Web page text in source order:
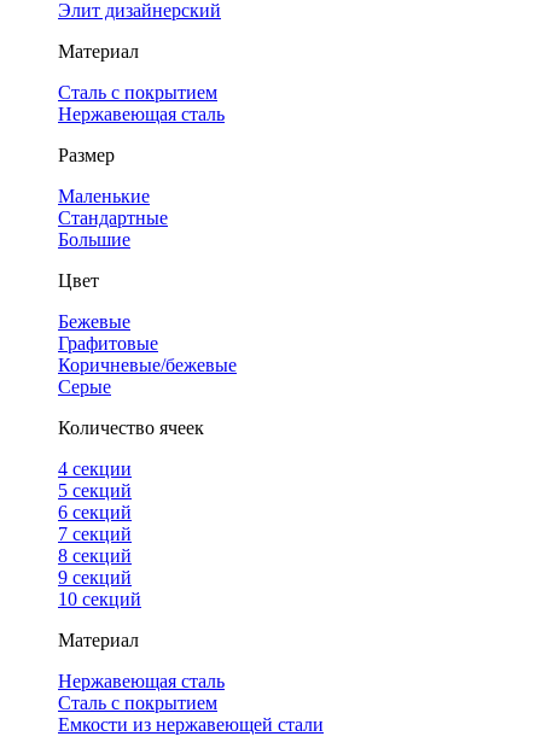
Элит дизайнерский
Материал
Сталь с покрытием
Нержавеющая сталь
Размер
Маленькие
Стандартные
Большие
Цвет
Бежевые
Графитовые
Коричневые/бежевые
Серые
Количество ячеек
4 cекции
5 секций
6 секций
7 секций
8 секций
9 секций
10 секций
Материал
Нержавеющая сталь
Сталь с покрытием
Емкости из нержавеющей стали